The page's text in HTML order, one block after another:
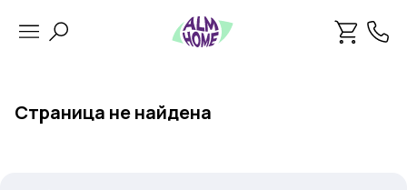
Страница не найдена